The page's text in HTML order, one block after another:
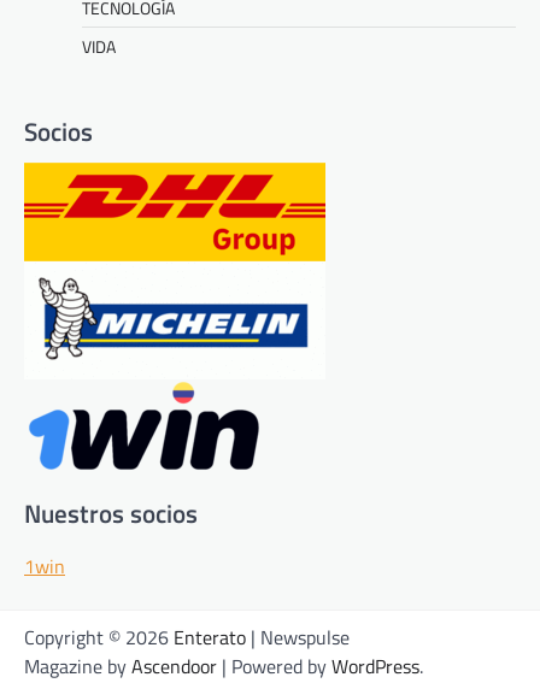
TECNOLOGÍA
VIDA
Socios
Nuestros socios
1win
Copyright © 2026 Enterato | Newspulse
Magazine byAscendoor | Powered byWordPress.